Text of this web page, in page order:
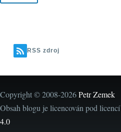
RSS zdroj
Copyright © 2008-2026Petr Zemek
Obsah blogu je licencován pod licencí
4.0